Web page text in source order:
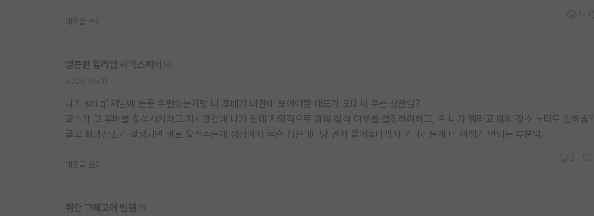
대댓글 쓰기
엉뚱한 윌리엄 셰익스피어
니가 sci q1저널에 논문 두편있는거랑 니 후배가 너한테 보여야할 태도가 도대체 무슨 상관임?
교수가 그 후배를 참석시키라고 지시한건데 니가 뭔데 자의적으로 회의 참석 여부를 결정하려하고, 또 니가 뭐라고 회의 장소 노티도 안해줌?
글고 회의장소가 결정되면 바로 알려주는게 정상이지 무슨 십꼰대마냥 먼저 물어볼때까지 기다리는게 더 이해가 안되는 부분임.
대댓글 쓰기
취한 그레고어 멘델